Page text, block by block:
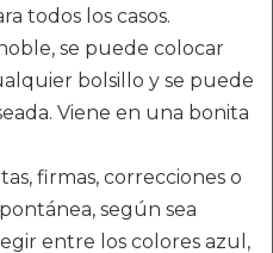
todos los casos.
se puede colocar
bolsillo y se puede
Viene en una bonita
firmas, correcciones o
según sea
entre los colores azul,